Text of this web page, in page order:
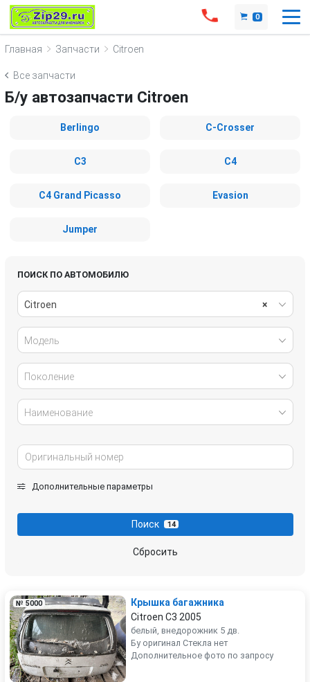
0
Главная Запчасти Citroen
Все запчасти
Б/у автозапчасти Citroen
Berlingo C-Crosser
C3 C4
C4 Grand Picasso Evasion
Jumper
ПОИСК ПО АВТОМОБИЛЮ
×
Citroen
Модель
Поколение
Наименование
Дополнительные параметры
Поиск 14
Сбросить
№ 5000
Крышка багажника
Citroen C3 2005
белый, внедорожник 5 дв.
Бу оригинал Стекла нет
Дополнительное фото по запросу